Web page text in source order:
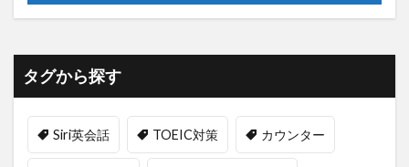
タグから探す
Siri英会話 TOEIC対策 カウンター